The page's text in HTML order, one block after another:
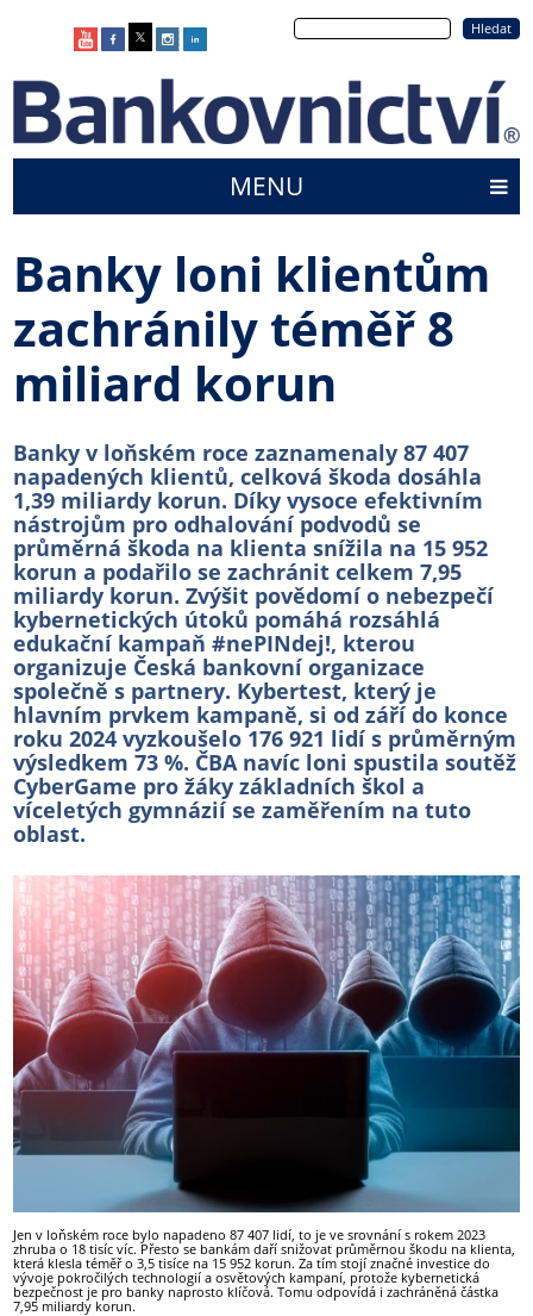
Hledat
menu
MENU
Banky loni klientům
zachránily téměř 8
miliard korun
Banky v loňském roce zaznamenaly 87 407
napadených klientů, celková škoda dosáhla
1,39 miliardy korun. Díky vysoce efektivním
nástrojům pro odhalování podvodů se
průměrná škoda na klienta snížila na 15 952
korun a podařilo se zachránit celkem 7,95
miliardy korun. Zvýšit povědomí o nebezpečí
kybernetických útoků pomáhá rozsáhlá
edukační kampaň #nePINdej!, kterou
organizuje Česká bankovní organizace
společně s partnery. Kybertest, který je
hlavním prvkem kampaně, si od září do konce
roku 2024 vyzkoušelo 176 921 lidí s průměrným
výsledkem 73 %. ČBA navíc loni spustila soutěž
CyberGame pro žáky základních škol a
víceletých gymnázií se zaměřením na tuto
oblast.
Jen v loňském roce bylo napadeno 87 407 lidí, to je ve srovnání s rokem 2023
zhruba o 18 tisíc víc. Přesto se bankám daří snižovat průměrnou škodu na klienta,
která klesla téměř o 3,5 tisíce na 15 952 korun. Za tím stojí značné investice do
vývoje pokročilých technologií a osvětových kampaní, protože kybernetická
bezpečnost je pro banky naprosto klíčová. Tomu odpovídá i zachráněná částka
7,95 miliardy korun.